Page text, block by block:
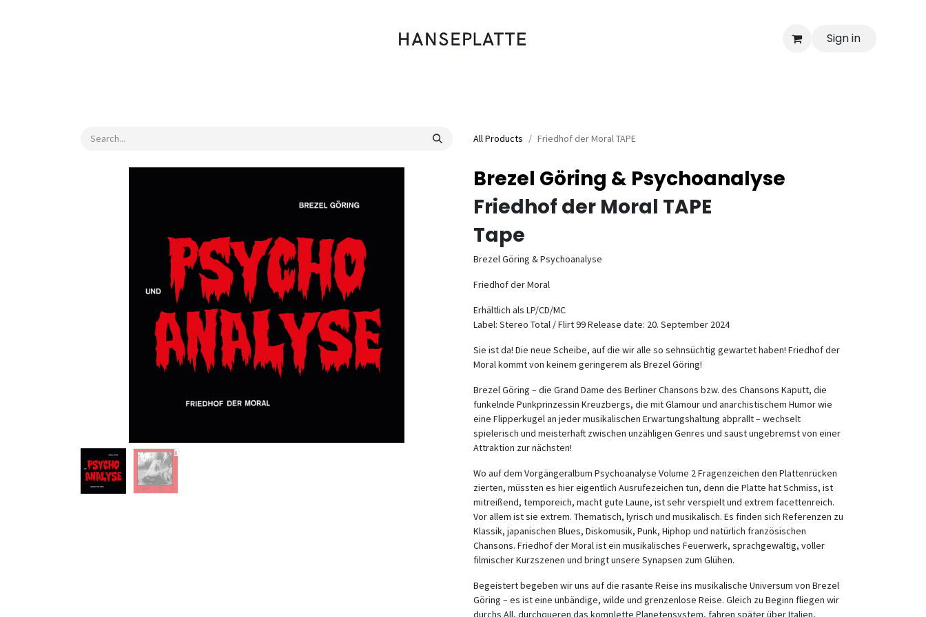
Sign in
All Products Friedhof der Moral TAPE
Brezel Göring & Psychoanalyse
Friedhof der Moral TAPE
Tape
Brezel Göring & Psychoanalyse
Friedhof der Moral
Erhältlich als LP/CD/MC
Label: Stereo Total / Flirt 99 Release date: 20. September 2024
Sie ist da! Die neue Scheibe, auf die wir alle so sehnsüchtig gewartet haben! Friedhof der
Moral kommt von keinem geringerem als Brezel Göring!
Brezel Göring – die Grand Dame des Berliner Chansons bzw. des Chansons Kaputt, die
funkelnde Punkprinzessin Kreuzbergs, die mit Glamour und anarchistischem Humor wie
eine Flipperkugel an jeder musikalischen Erwartungshaltung abprallt – wechselt
spielerisch und meisterhaft zwischen unzähligen Genres und saust ungebremst von einer
Attraktion zur nächsten!
Wo auf dem Vorgängeralbum Psychoanalyse Volume 2 Fragenzeichen den Plattenrücken
zierten, müssten es hier eigentlich Ausrufezeichen tun, denn die Platte hat Schmiss, ist
mitreißend, temporeich, macht gute Laune, ist sehr verspielt und extrem facettenreich.
Vor allem ist sie extrem. Thematisch, lyrisch und musikalisch. Es finden sich Referenzen zu
Klassik, japanischen Blues, Diskomusik, Punk, Hiphop und natürlich französischen
Chansons. Friedhof der Moral ist ein musikalisches Feuerwerk, sprachgewaltig, voller
filmischer Kurzszenen und bringt unsere Synapsen zum Glühen.
Begeistert begeben wir uns auf die rasante Reise ins musikalische Universum von Brezel
Göring – es ist eine unbändige, wilde und grenzenlose Reise. Gleich zu Beginn fliegen wir
durchs All, durchqueren das komplette Planetensystem, fahren später über Italien,